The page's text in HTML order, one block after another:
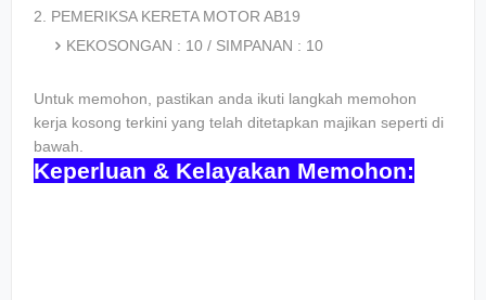
2. PEMERIKSA KERETA MOTOR AB19
KEKOSONGAN : 10 / SIMPANAN : 10
Untuk memohon, pastikan anda ikuti langkah memohon
kerja kosong terkini yang telah ditetapkan majikan seperti di
bawah.
Keperluan & Kelayakan Memohon: